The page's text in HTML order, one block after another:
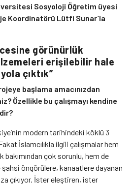
Sosyoloji Öğretim üyesi
Koordinatörü Lütfi Sunar’la
görünürlük
erişilebilir hale
çıktık”
başlama amacınızdan
Özellikle bu çalışmayı kendine
modern tarihindeki köklü 3
İslamcılıkla ilgili çalışmalar hem
bakımından çok sorunlu, hem de
öngörülere, kanaatlere dayanan
çıkıyor. İster eleştiren, ister